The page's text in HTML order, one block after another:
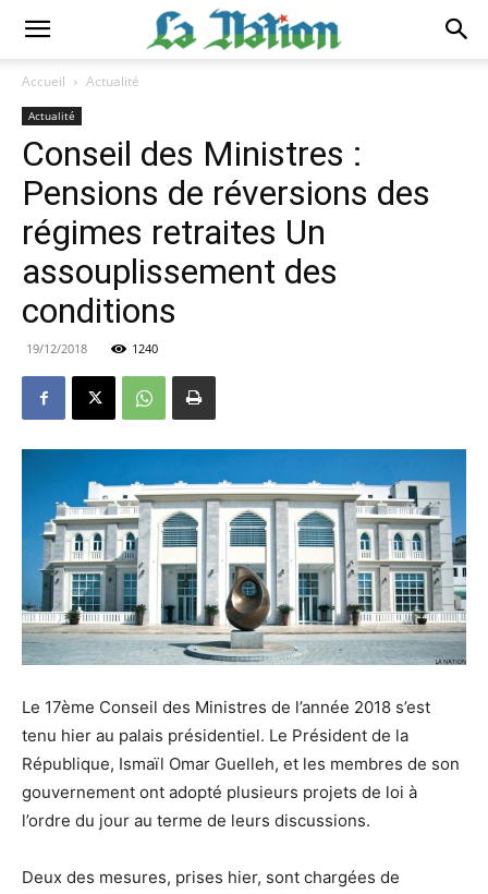
Accueil Actualité
Actualité
Conseil des Ministres :
Pensions de réversions des
régimes retraites Un
assouplissement des
conditions
19/12/2018 1240
Le 17ème Conseil des Ministres de l’année 2018 s’est
tenu hier au palais présidentiel. Le Président de la
République, Ismaïl Omar Guelleh, et les membres de son
gouvernement ont adopté plusieurs projets de loi à
l’ordre du jour au terme de leurs discussions.
Deux des mesures, prises hier, sont chargées de